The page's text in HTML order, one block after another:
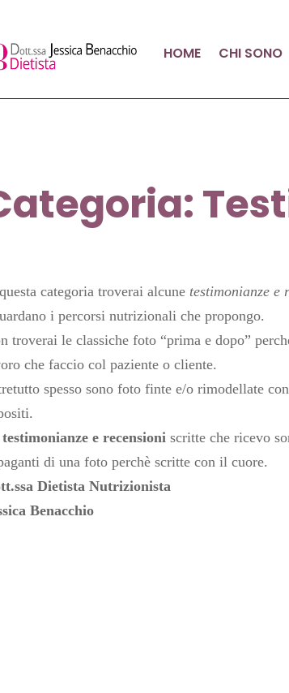
HOME CHI SONO
categoria troverai alcune testimonianze e
i percorsi nutrizionali che propongo.
troverai le classiche foto “prima e dopo”
che faccio col paziente o cliente.
spesso sono foto finte e/o rimodellate
testimonianze e recensioni scritte che ricevo
di una foto perchè scritte con il cuore.
Dietista Nutrizionista
Benacchio